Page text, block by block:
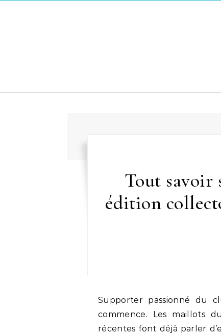
Tout
édition
Supporter passionné du
commence. Les maillots
récentes font déjà parler